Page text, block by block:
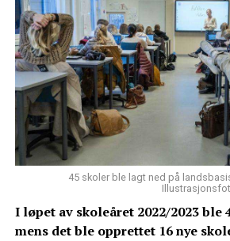
45 skoler ble lagt ned på
I løpet av skoleåret 2022/2023 ble
mens det ble opprettet 16 nye